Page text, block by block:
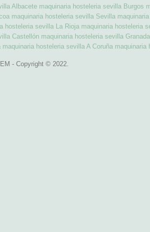
Albacete maquinaria hosteleria sevilla Burgos
maquinaria hosteleria sevilla Sevilla
hosteleria sevilla La Rioja maquinaria hosteleria
Castellón maquinaria hosteleria sevilla Granada
maquinaria hosteleria sevilla A Coruña maquinaria
- Copyright © 2022.